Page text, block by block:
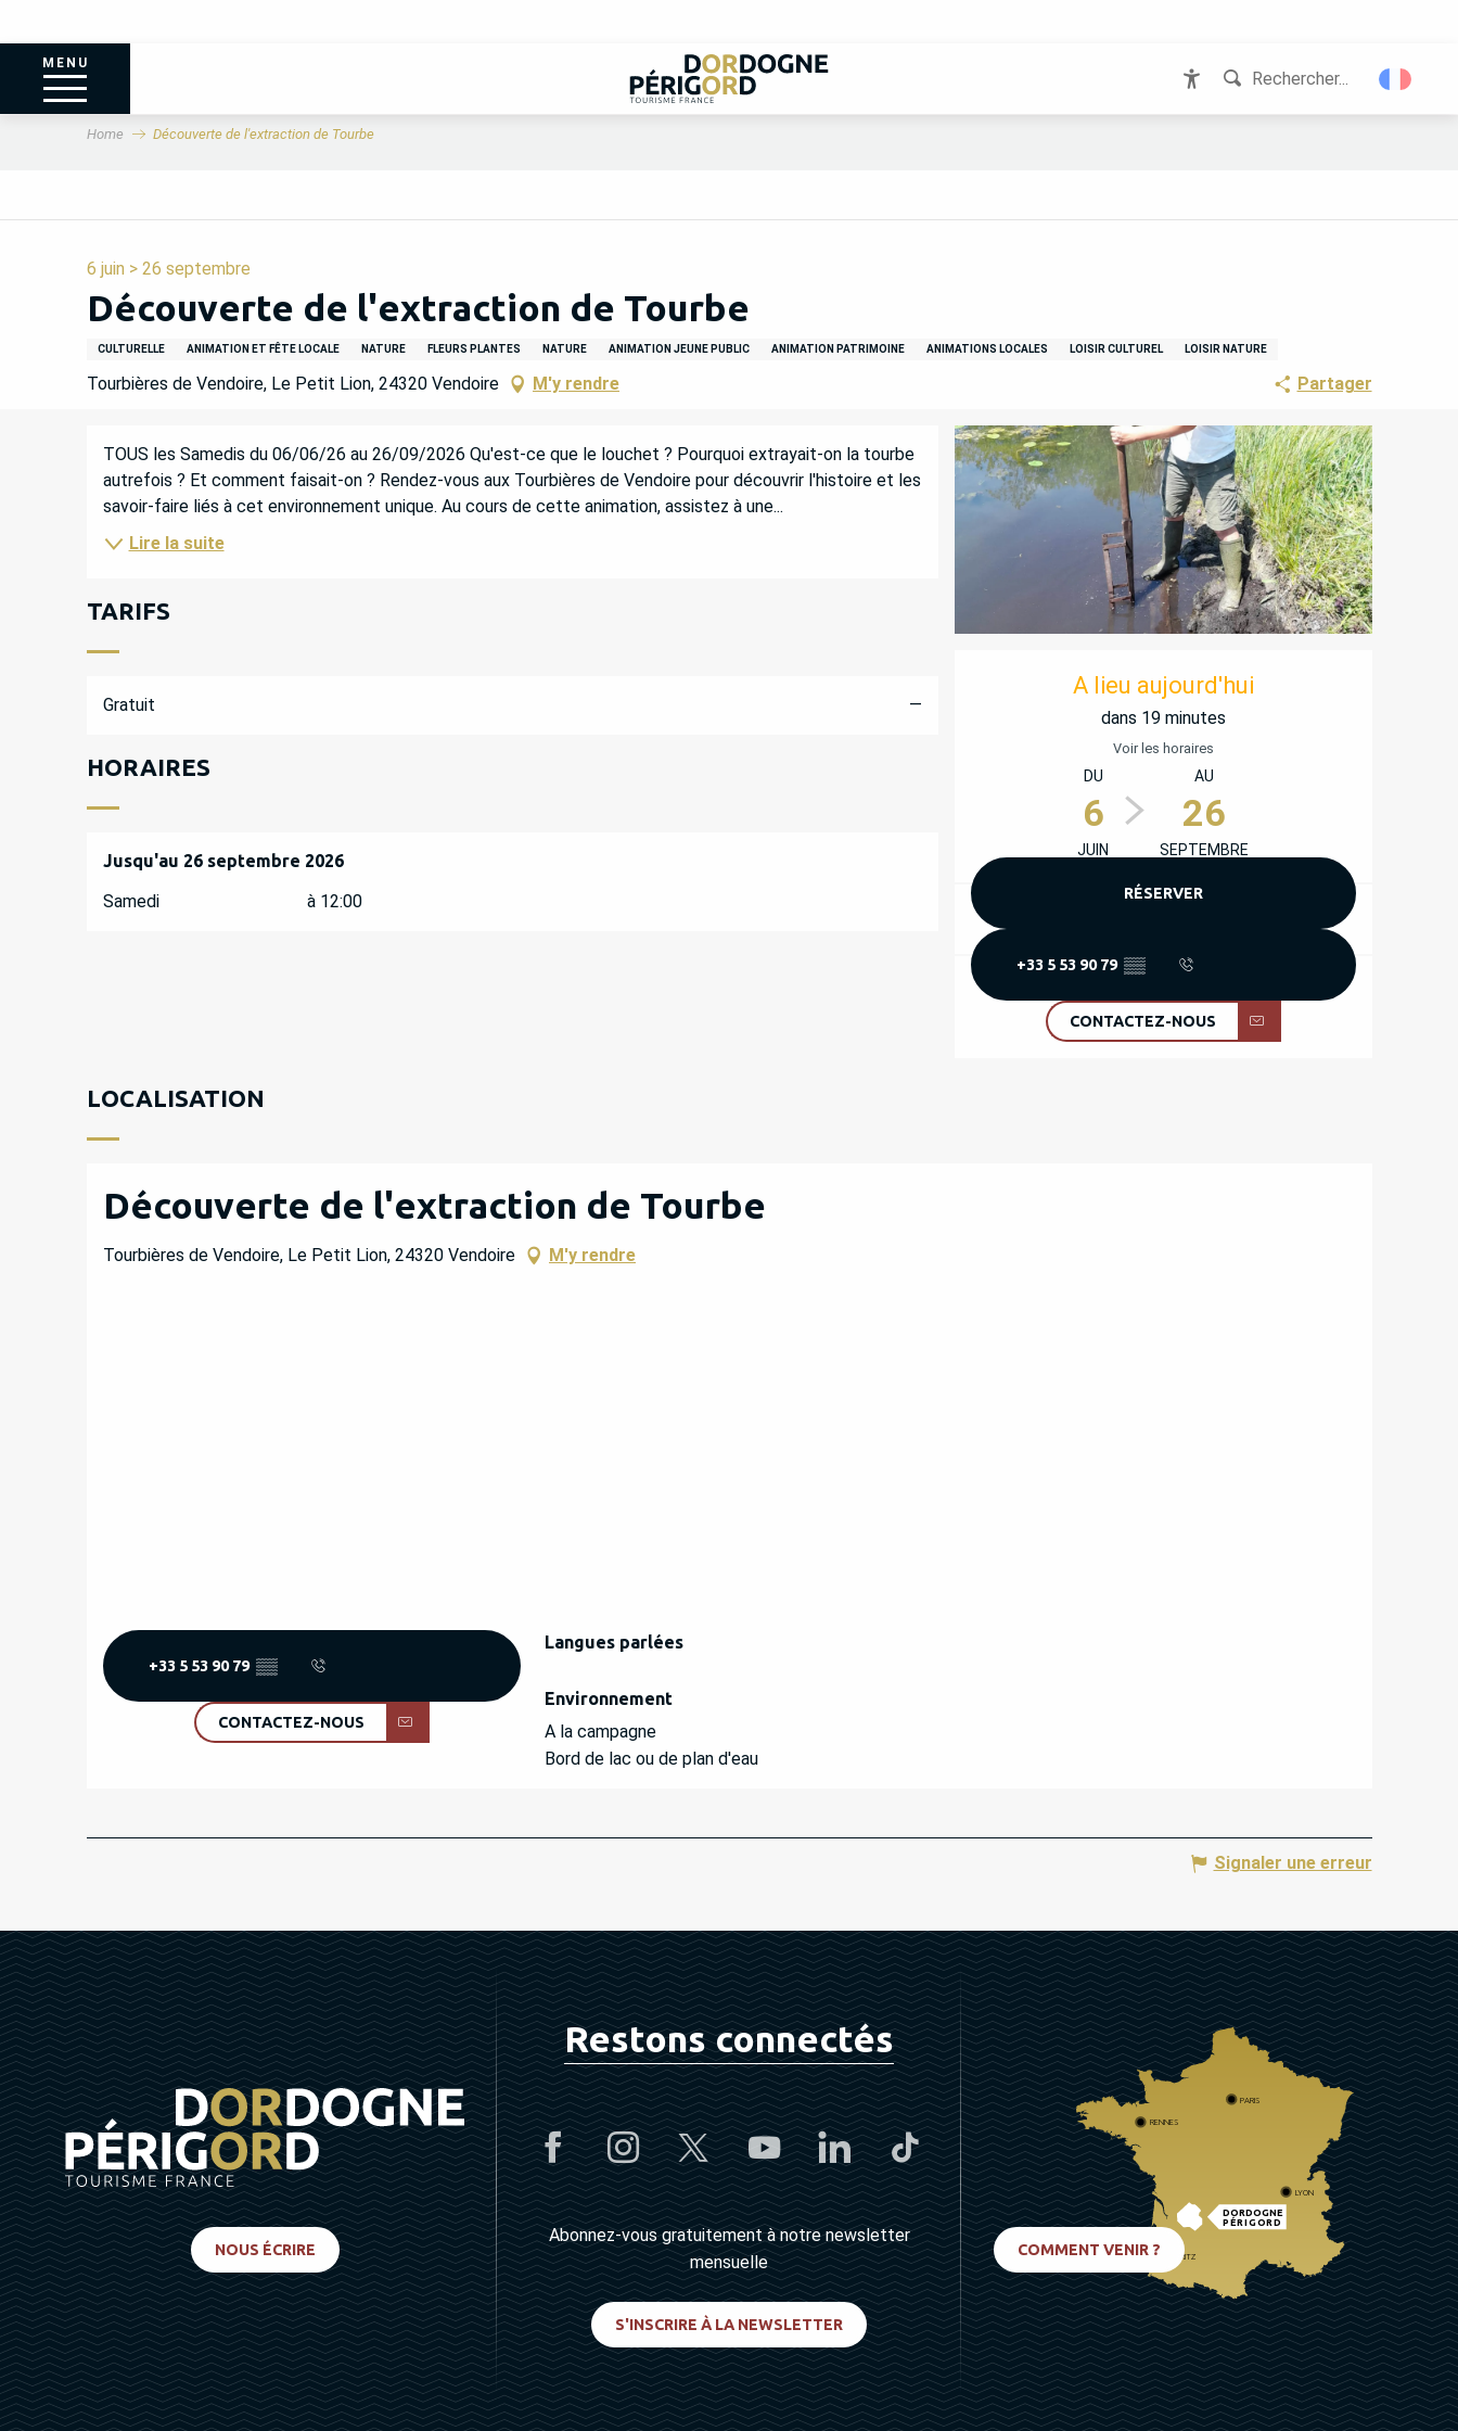
MENU
Rechercher...
Home Découverte de l'extraction de Tourbe
6 juin > 26 septembre
Découverte de l'extraction de Tourbe
CULTURELLE ANIMATION ET FÊTE LOCALE NATURE FLEURS PLANTES NATURE ANIMATION JEUNE PUBLIC ANIMATION PATRIMOINE ANIMATIONS LOCALES LOISIR CULTUREL LOISIR NATURE
Tourbières de Vendoire, Le Petit Lion, 24320 Vendoire M'y rendre Partager
OUVERTURE ET
A lieu aujourd'hui
dans 19 minutes
Voir les horaires
DU
6
JUIN
AU
26
SEPTEMBRE
RÉSERVER
+33 5 53 90 79 ▒▒
CONTACTEZ-NOUS
DESCRIPTION
TOUS les Samedis du 06/06/26 au 26/09/2026 Qu'est-ce que le louchet ? Pourquoi extrayait-on la tourbe
autrefois ? Et comment faisait-on ? Rendez-vous aux Tourbières de Vendoire pour découvrir l'histoire et les
savoir-faire liés à cet environnement unique. Au cours de cette animation, assistez à une...
Lire la suite
TARIFS
Gratuit —
HORAIRES
Du6 juin 2026au26 septembre 2026
Jusqu'au 26 septembre 2026
Samedi à 12:00
LOCALISATION
Découverte de l'extraction de Tourbe
Tourbières de Vendoire, Le Petit Lion, 24320 Vendoire M'y rendre
+33 5 53 90 79 ▒▒
CONTACTEZ-NOUS
Langues parlées
Langues parlées
Environnement
Environnement
A la campagne
Bord de lac ou de plan d'eau
Signaler une erreur
NOUS ÉCRIRE
Restons connectés
Abonnez-vous gratuitement à notre newsletter
mensuelle
S'INSCRIRE À LA NEWSLETTER
DORDOGNE
PÉRIGORD
PARIS
RENNES
LYON
BIARRITZ
COMMENT VENIR ?